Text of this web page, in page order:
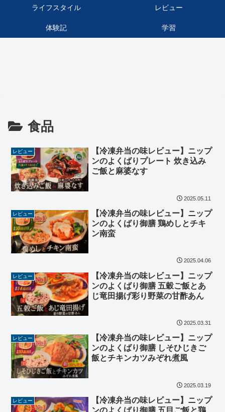
ライフスタイル レビュー
体験記 学習
食品
レビュー
【冷凍弁当の味レビュー】ニップ
ンのよくばりプレート 炊き込み
ご飯と麻婆なす
2025.05.11
レビュー
【冷凍弁当の味レビュー】ニップ
ンのよくばり御膳 鶏めしとチキ
ン南蛮
2025.04.06
レビュー
【冷凍弁当の味レビュー】ニップ
ンのよくばり御膳 五穀ご飯とあ
じ竜田揚げ彩り野菜の甘酢あん
2025.03.31
レビュー
【冷凍弁当の味レビュー】ニップ
ンのよくばり御膳 しそひじきご
飯とチキンカツみぞれ煮風
2025.03.19
レビュー
【冷凍弁当の味レビュー】ニップ